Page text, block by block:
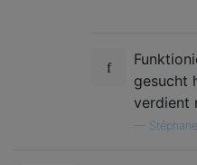
gesucht
verdient